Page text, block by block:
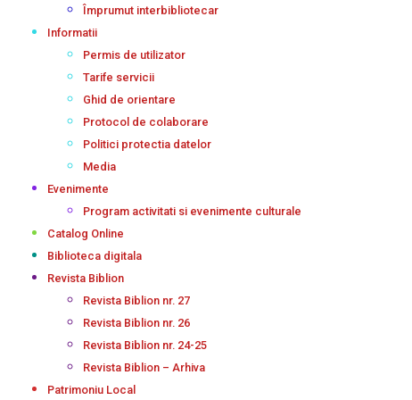
Împrumut interbibliotecar
Informatii
Permis de utilizator
Tarife servicii
Ghid de orientare
Protocol de colaborare
Politici protectia datelor
Media
Evenimente
Program activitati si evenimente culturale
Catalog Online
Biblioteca digitala
Revista Biblion
Revista Biblion nr. 27
Revista Biblion nr. 26
Revista Biblion nr. 24-25
Revista Biblion – Arhiva
Patrimoniu Local